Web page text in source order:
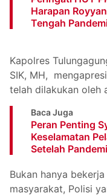
Harapan
Tengah
Kapolres
SIK, MH,
telah dilakukan oleh
Baca Juga
Peran Penting
Keselamatan
Setelah Pandemi
Bukan hanya
masyarakat, Polisi